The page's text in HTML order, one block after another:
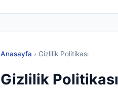
Anasayfa › Gizlilik Politikası
Gizlilik Politikası